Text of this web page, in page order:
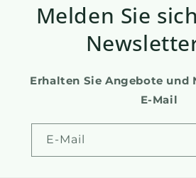
Melden Sie
Erhalten Sie Angebote und
E-Mail
E-Mail